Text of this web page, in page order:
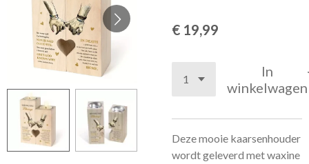
€ 19,99
In
winkelwagen
Deze mooie kaarsenhouder
wordt geleverd met waxine